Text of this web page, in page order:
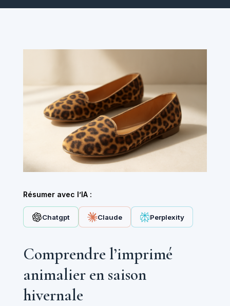
Résumer avec l’IA :
Chatgpt Claude Perplexity
Comprendre l’imprimé
animalier en saison
hivernale